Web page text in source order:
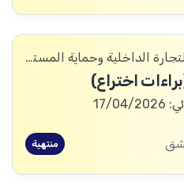
الإدارة العامة للتجارة الداخلية وحماية المستهلك
اختراع)
منتهية